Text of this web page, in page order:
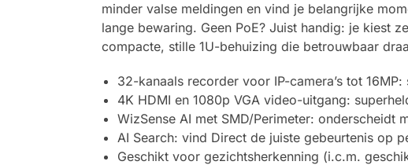
minder valse meldingen en vind je belangrijke
lange bewaring. Geen PoE? Juist handig: je kiest
compacte, stille 1U-behuizing die betrouwbaar
32-kanaals recorder voor IP-camera’s tot
4K HDMI en 1080p VGA video-uitgang:
WizSense AI met SMD/Perimeter: onderscheidt
AI Search: vind Direct de juiste gebeurtenis op
Geschikt voor gezichtsherkenning (i.c.m.